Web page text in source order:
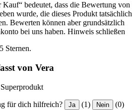
bedeutet, dass die Bewertung von
wurde, die dieses Produkt tatsächlich
Bewerten können aber grundsätzlich
bei uns haben. Hinweis schließen
Sternen.
von Vera
für dich hilfreich? Ja (1) Nein (0)